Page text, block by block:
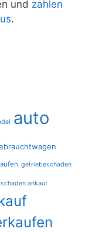
und zahlen
.
auto
getriebeschaden
ankauf